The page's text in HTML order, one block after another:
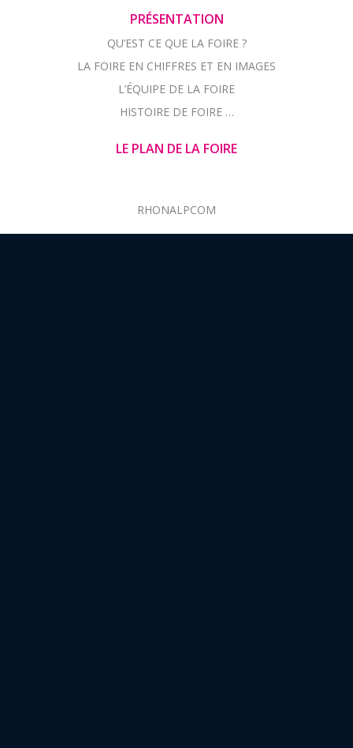
PRÉSENTATION
QU’EST CE QUE LA FOIRE ?
LA FOIRE EN CHIFFRES ET EN IMAGES
L’ÉQUIPE DE LA FOIRE
HISTOIRE DE FOIRE …
LE PLAN DE LA FOIRE
RHONALPCOM